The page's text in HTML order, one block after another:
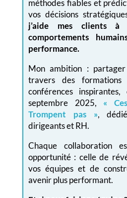
méthodes fiables et
vos décisions
j’aide mes clients à
comportements
performance.
Mon ambition :
travers des formations
conférences
septembre 2025, «
Trompent pas »,
dirigeants et RH.
Chaque collaboration
opportunité : celle de
vos équipes et de
avenir plus performant.